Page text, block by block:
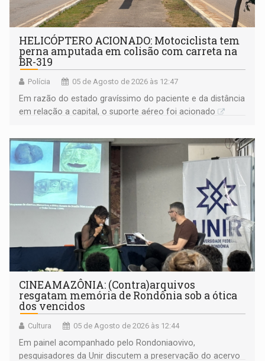
HELICÓPTERO ACIONADO: Motociclista tem
perna amputada em colisão com carreta na
BR-319
Polícia 05 de Agosto de 2026 às 12:47
Em razão do estado gravíssimo do paciente e da distância
em relação a capital, o suporte aéreo foi acionado
CINEAMAZÔNIA: (Contra)arquivos
resgatam memória de Rondônia sob a ótica
dos vencidos
Cultura 05 de Agosto de 2026 às 12:44
Em painel acompanhado pelo Rondoniaovivo,
pesquisadores da Unir discutem a preservação do acervo